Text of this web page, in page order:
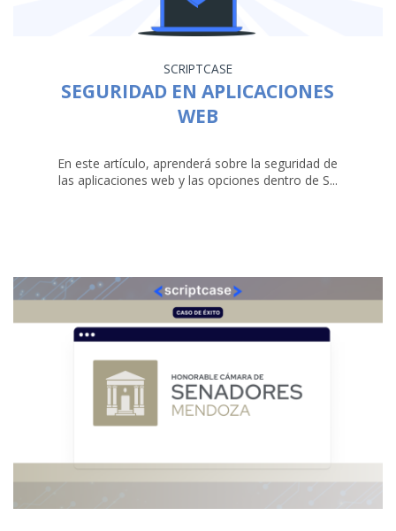
SCRIPTCASE
SEGURIDAD EN APLICACIONES
WEB
En este artículo, aprenderá sobre la seguridad de
las aplicaciones web y las opciones dentro de S...